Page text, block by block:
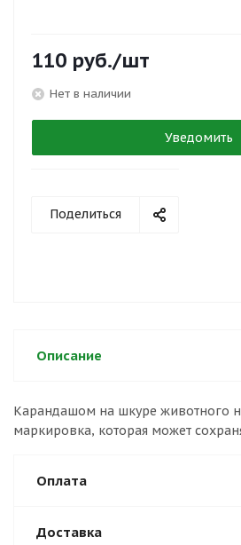
110 руб./шт
Нет в наличии
Уведомить
Поделиться
Описание
Карандашом на шкуре животного
маркировка, которая может
Оплата
Доставка